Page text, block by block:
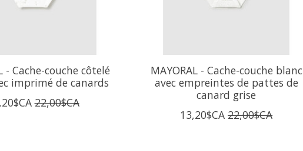
- Cache-couche côtelé
imprimé de canards
22,00$CA
MAYORAL - Cache-couche blanc
avec empreintes de pattes de
canard grise
13,20$CA 22,00$CA